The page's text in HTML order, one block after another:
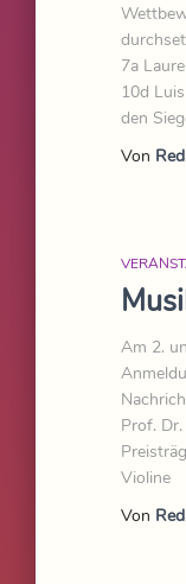
7a
10d
den
Von
Am 2.
Prof.
Von